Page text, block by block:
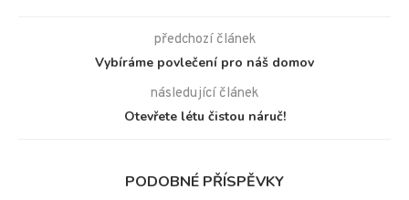
předchozí článek
Vybíráme povlečení pro náš domov
následující článek
Otevřete létu čistou náruč!
PODOBNÉ PŘÍSPĚVKY